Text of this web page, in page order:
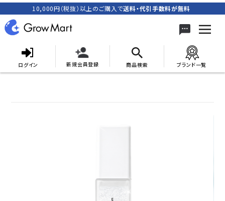
10,000円（税抜）以上のご購入で送料・代引手数料が無料
ログイン 新規会員登録 商品検索 ブランド一覧